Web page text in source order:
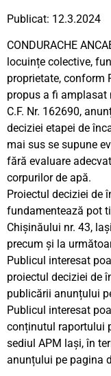
Publicat: 12.3.2024
CONDURACHE
locuințe colective,
proprietate, conform
propus a fi amplasat
C.F. Nr. 162690,
deciziei etapei de
mai sus se supune
fără evaluare
corpurilor de apă.
Proiectul deciziei de
fundamentează pot
Chișinăului nr. 43,
precum și la
Publicul interesat
proiectul deciziei de
publicării anunțului
Publicul interesat
conținutul raportului
sediul APM lași, în
anunțului pe pagina